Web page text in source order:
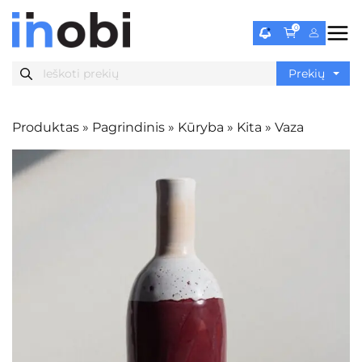
0
Produktas » Pagrindinis » Kūryba » Kita » Vaza